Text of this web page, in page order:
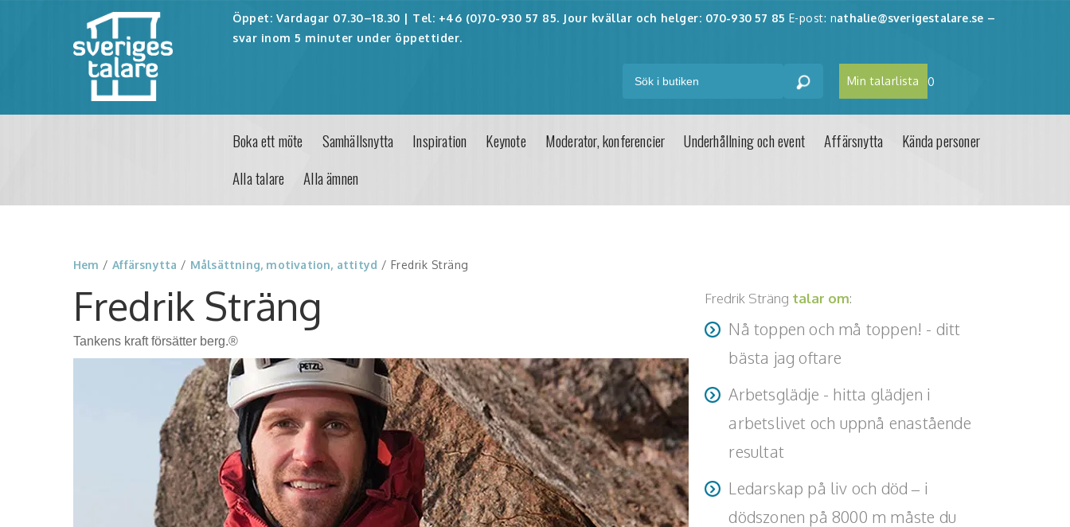
Öppet: Vardagar 07.30–18.30 | Tel: +46 (0)70-930 57 85. Jour kvällar och helger: 070-930 57 85 E-post: nathalie@sverigestalare.se –
svar inom 5 minuter under öppettider.
Min talarlista 0
Boka ett möte Samhällsnytta Inspiration Keynote Moderator, konferencier Underhållning och event Affärsnytta
Kända personer
Alla talare
Alla ämnen
Hem /Affärsnytta / Målsättning, motivation, attityd / Fredrik Sträng
Fredrik Sträng
Tankens kraft försätter berg.®
Fredrik Sträng talar om:
Nå toppen och må toppen! - ditt
bästa jag oftare
Arbetsglädje - hitta glädjen i
arbetslivet och uppnå enastående
resultat
Ledarskap på liv och död – i
dödszonen på 8000 m måste du